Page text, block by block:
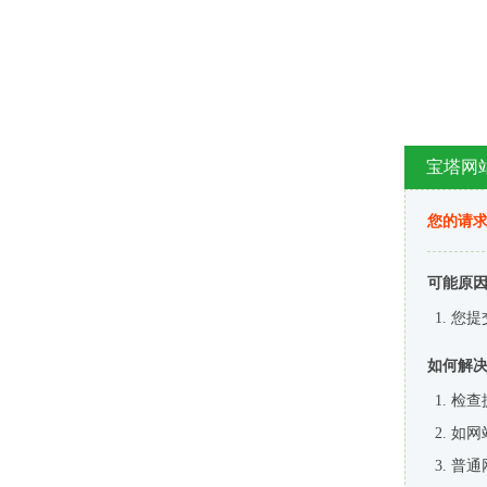
宝塔网
您的请
可能原
您提
如何解
检查
如网
普通